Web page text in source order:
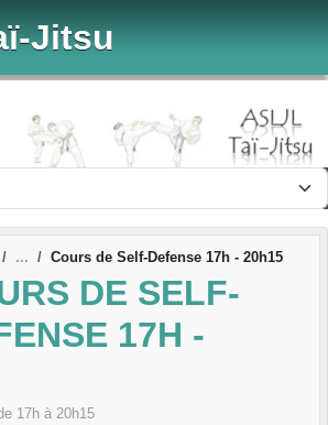
Jitsu
Cours de Self-Defense 17h - 20h15
DE SELF-
17H -
17h à 20h15